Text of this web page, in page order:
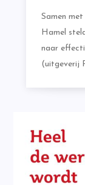
Samen
Hamel
naar
(uitgeverij